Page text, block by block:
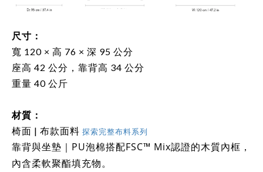
尺寸：
寬 120 × 高 76 × 深 95 公分
座高 42 公分，靠背高 34 公分
重量 40 公斤
材質：
椅面 | 布款面料 探索完整布料系列
靠背與坐墊 ｜ PU泡棉搭配FSC™ Mix認證的木質內框，
內含柔軟聚酯填充物。